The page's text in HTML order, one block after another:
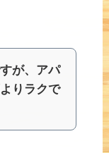
が、アパ
りラクで